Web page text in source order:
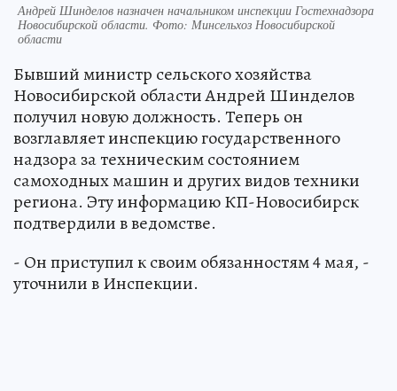
Андрей Шинделов назначен начальником инспекции Гостехнадзора
Новосибирской области. Фото: Минсельхоз Новосибирской
области
Бывший министр сельского хозяйства
Новосибирской области Андрей Шинделов
получил новую должность. Теперь он
возглавляет инспекцию государственного
надзора за техническим состоянием
самоходных машин и других видов техники
региона. Эту информацию КП-Новосибирск
подтвердили в ведомстве.
- Он приступил к своим обязанностям 4 мая, -
уточнили в Инспекции.